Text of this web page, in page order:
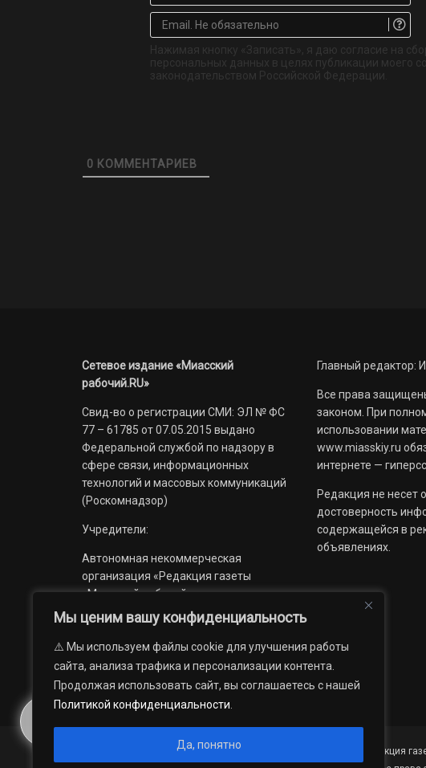
Мы ценим вашу конфиденциальность
⚠️ Мы используем файлы cookie для улучшения работы
сайта, анализа трафика и персонализации контента.
Продолжая использовать сайт, вы соглашаетесь с нашей
Политикой конфиденциальности
Да, понятно
Нажимая кнопку «Записать», я даю согласие на
персональных данных в целях публикации моего
законодательством Российской Федерации.
0 КОММЕНТАРИЕВ
Сетевое издание «Миасский
рабочий.RU»
Свид-во о регистрации СМИ: ЭЛ № ФС
77 – 61785 от 07.05.2015 выдано
Федеральной службой по надзору в
сфере связи, информационных
технологий и массовых коммуникаций
(Роскомнадзор)
Учредители:
Автономная некоммерческая
организация «Редакция газеты
«Миасский рабочий»;
Областное государственное
учреждение «Издательский дом
Главный редактор:
Все права
законом. При
использовании
www.miasskiy.ru
интернете —
Редакция не несет
достоверность
содержащейся в
объявлениях.
© 2012 — 2026. Автономная некоммерческая организация «Редакция